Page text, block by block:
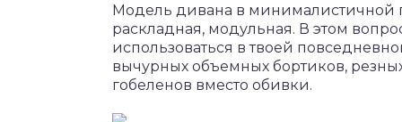
Модель дивана в минималистичной
раскладная, модульная. В этом
использоваться в твоей
вычурных объемных бортиков,
гобеленов вместо обивки.